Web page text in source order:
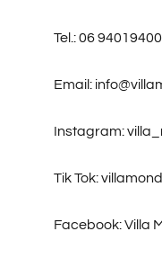
Tel.: 06 94019400
Email:
Instagram:
Tik Tok:
Facebook: Villa